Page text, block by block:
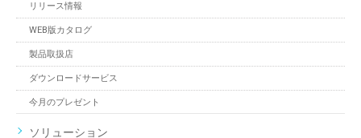
リリース情報
WEB版カタログ
製品取扱店
ダウンロードサービス
今月のプレゼント
ソリューション